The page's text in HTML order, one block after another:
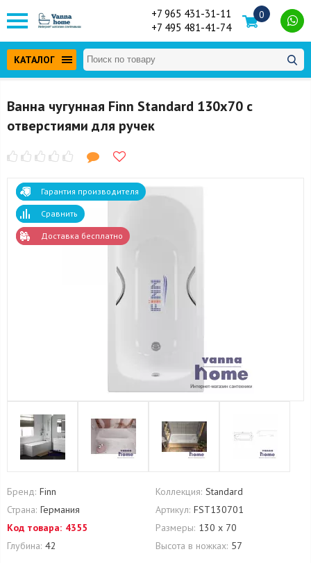
+7 965 431-31-11
+7 495 481-41-74
0
КАТАЛОГ
Ванна чугунная Finn Standard 130x70 с
отверстиями для ручек
Гарантия производителя
Сравнить
Доставка бесплатно
Бренд: Finn Коллекция: Standard
Страна: Германия Артикул: FST130701
Код товара: 4355 Размеры: 130 х 70
Глубина: 42 Высота в ножках: 57